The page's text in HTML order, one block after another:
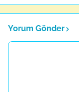
Yorum Gönder